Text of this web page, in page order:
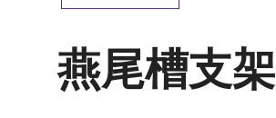
燕尾槽支架